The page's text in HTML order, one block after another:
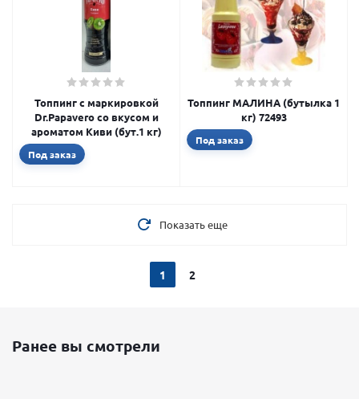
Топпинг с маркировкой
Dr.Papavero со вкусом и
ароматом Киви (бут.1 кг)
Под заказ
Топпинг МАЛИНА (бутылка 1
кг) 72493
Под заказ
Показать еще
1 2
Ранее вы смотрели